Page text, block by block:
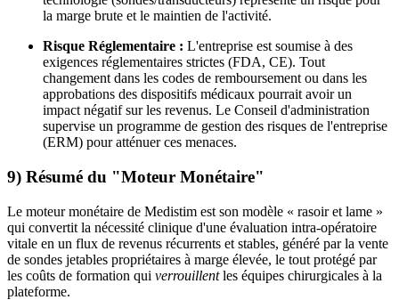
la marge brute et le maintien de l'activité.
Risque Réglementaire : L'entreprise est soumise à des
exigences réglementaires strictes (FDA, CE). Tout
changement dans les codes de remboursement ou dans les
approbations des dispositifs médicaux pourrait avoir un
impact négatif sur les revenus. Le Conseil d'administration
supervise un programme de gestion des risques de l'entreprise
(ERM) pour atténuer ces menaces.
9) Résumé du "Moteur Monétaire"
Le moteur monétaire de Medistim est son modèle « rasoir et lame »
qui convertit la nécessité clinique d'une évaluation intra-opératoire
vitale en un flux de revenus récurrents et stables, généré par la vente
de sondes jetables propriétaires à marge élevée, le tout protégé par
les coûts de formation qui verrouillentles équipes chirurgicales à la
plateforme.